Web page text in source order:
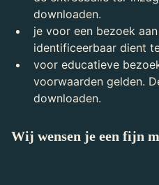
downloaden.
je voor een bezoek
identificeerbaar dient
voor educatieve
voorwaarden gelden.
downloaden.
Wij wensen je een fijn